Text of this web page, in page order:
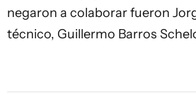
negaron a colaborar fueron
técnico, Guillermo Barros